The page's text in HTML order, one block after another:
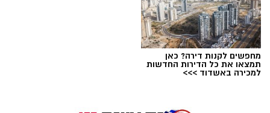
מחפשים לקנות דירה? כאן
תמצאו את כל הדירות החדשות
למכירה באשדוד >>>